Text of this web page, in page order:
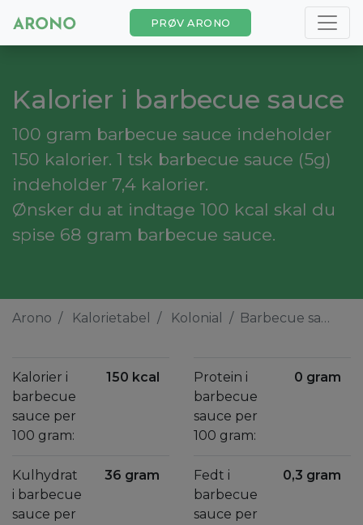
PRØV ARONO
Kalorier i barbecue sauce
100 gram barbecue sauce indeholder
150 kalorier. 1 tsk barbecue sauce (5g)
indeholder 7,4 kalorier.
Ønsker du at indtage 100 kcal skal du
spise 68 gram barbecue sauce.
Arono Kalorietabel Kolonial Barbecue sauce
Kalorier i
barbecue
sauce per
100 gram:
150 kcal
Kulhydrat
i barbecue
sauce per
36 gram
Protein i
barbecue
sauce per
100 gram:
0 gram
Fedt i
barbecue
sauce per
0,3 gram